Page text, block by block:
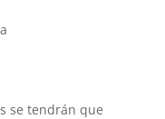
se tendrán que